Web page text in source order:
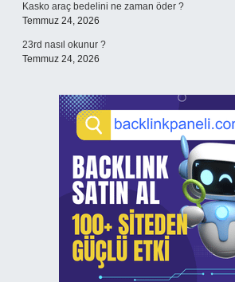
Kasko araç bedelini ne zaman öder ?
Temmuz 24, 2026
23rd nasıl okunur ?
Temmuz 24, 2026